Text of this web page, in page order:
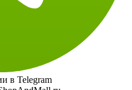
в Telegram